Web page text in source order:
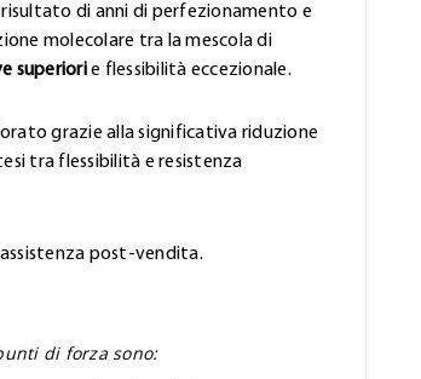
di anni di perfezionamento e
molecolare tra la mescola di
superiorie flessibilità eccezionale.
grazie alla significativa riduzione
tra flessibilità e resistenza
post-vendita.
di forza sono: